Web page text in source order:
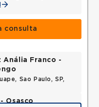
consulta
Anália Franco -
Sao Paulo, SP,
Osasco